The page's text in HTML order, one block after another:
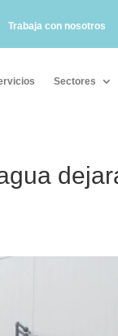
Trabaja con nosotros
Sectores
Sectores